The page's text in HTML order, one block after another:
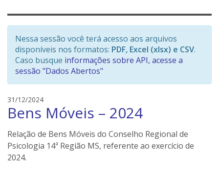
Nessa sessão você terá acesso aos arquivos
disponíveis nos formatos: PDF, Excel (xlsx) e CSV.
Caso busque informações sobre API, acesse a
sessão "Dados Abertos"
31/12/2024e
d
o
n
Bens Móveis – 2024
Relação de Bens Móveis do Conselho Regional de
Psicologia 14ª Região MS, referente ao exercício de
2024.